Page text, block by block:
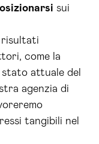
sui
risultati
come la
attuale del
agenzia di
tangibili nel